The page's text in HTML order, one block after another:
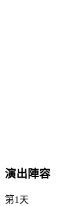
演出陣容
第1天